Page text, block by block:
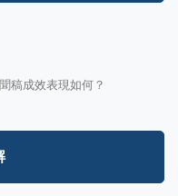
稿成效表現如何？